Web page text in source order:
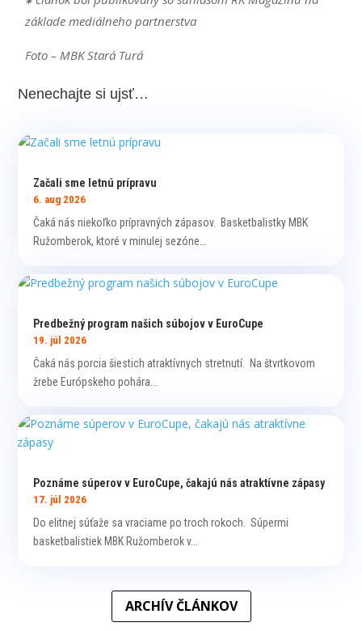
základe mediálneho partnerstva
Foto – MBK Stará Turá
Nenechajte si ujsť…
Začali sme letnú prípravu
6. aug 2026
Čaká nás niekoľko prípravných zápasov. Basketbalistky MBK
Ružomberok, ktoré v minulej sezóne...
Predbežný program našich súbojov v EuroCupe
19. júl 2026
Čaká nás porcia šiestich atraktívnych stretnutí. Na štvrtkovom
žrebe Európskeho pohára...
Poznáme súperov v EuroCupe, čakajú nás atraktívne zápasy
17. júl 2026
Do elitnej súťaže sa vraciame po troch rokoch. Súpermi
basketbalistiek MBK Ružomberok v...
ARCHÍV ČLÁNKOV